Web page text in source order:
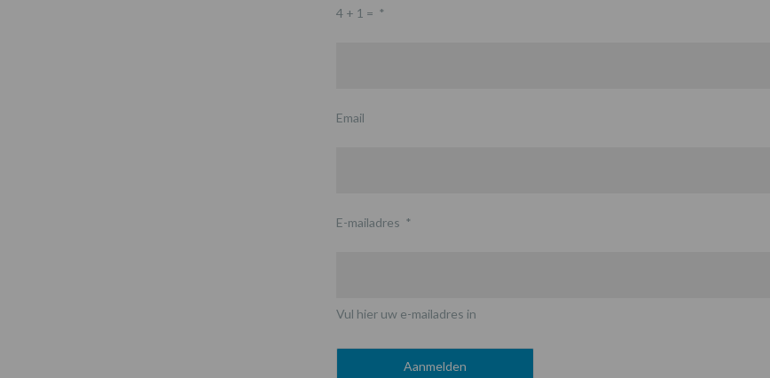
4 + 1 = *
Email
E-mailadres *
Vul hier uw e-mailadres in